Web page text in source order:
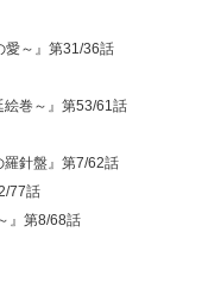
愛～』第31/36話
絵巻～』第53/61話
羅針盤』第7/62話
77話
』第8/68話